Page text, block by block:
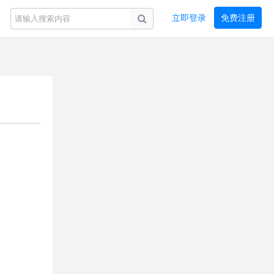
立即登录 免费注册